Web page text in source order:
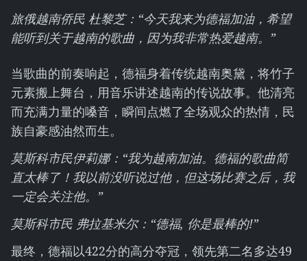
旅俄越南侨民 杜黎芝：“今天我来为德福加油，希望
能听到关于越南的歌曲，因为我非常热爱越南。”
当歌曲的前奏响起，德福身着传统越南奥黛，将竹子
元素搬上舞台，用音乐讲述越南的传说故事。他清亮
而充满力量的嗓音，瞬间点燃了全场观众的热情，民
族自豪感油然而生。
莫斯科市民伊莉娜：“我为越南加油。德福的歌曲简
直太棒了！我以前没听说过他，但这场比赛之后，我
一定会关注他。”
莫斯科市民 弗拉基米尔：“德福, 你是最棒的!”
最终，德福以422分的高分夺冠，领先第二名多达49